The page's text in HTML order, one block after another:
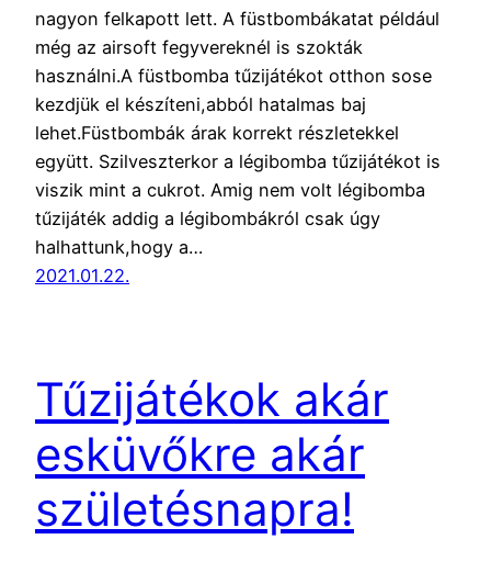
nagyon felkapott lett. A füstbombákatat például
még az airsoft fegyvereknél is szokták
használni.A füstbomba tűzijátékot otthon sose
kezdjük el készíteni,abból hatalmas baj
lehet.Füstbombák árak korrekt részletekkel
együtt. Szilveszterkor a légibomba tűzijátékot is
viszik mint a cukrot. Amig nem volt légibomba
tűzijáték addig a légibombákról csak úgy
halhattunk,hogy a…
2021.01.22.
Tűzijátékok akár
esküvőkre akár
születésnapra!